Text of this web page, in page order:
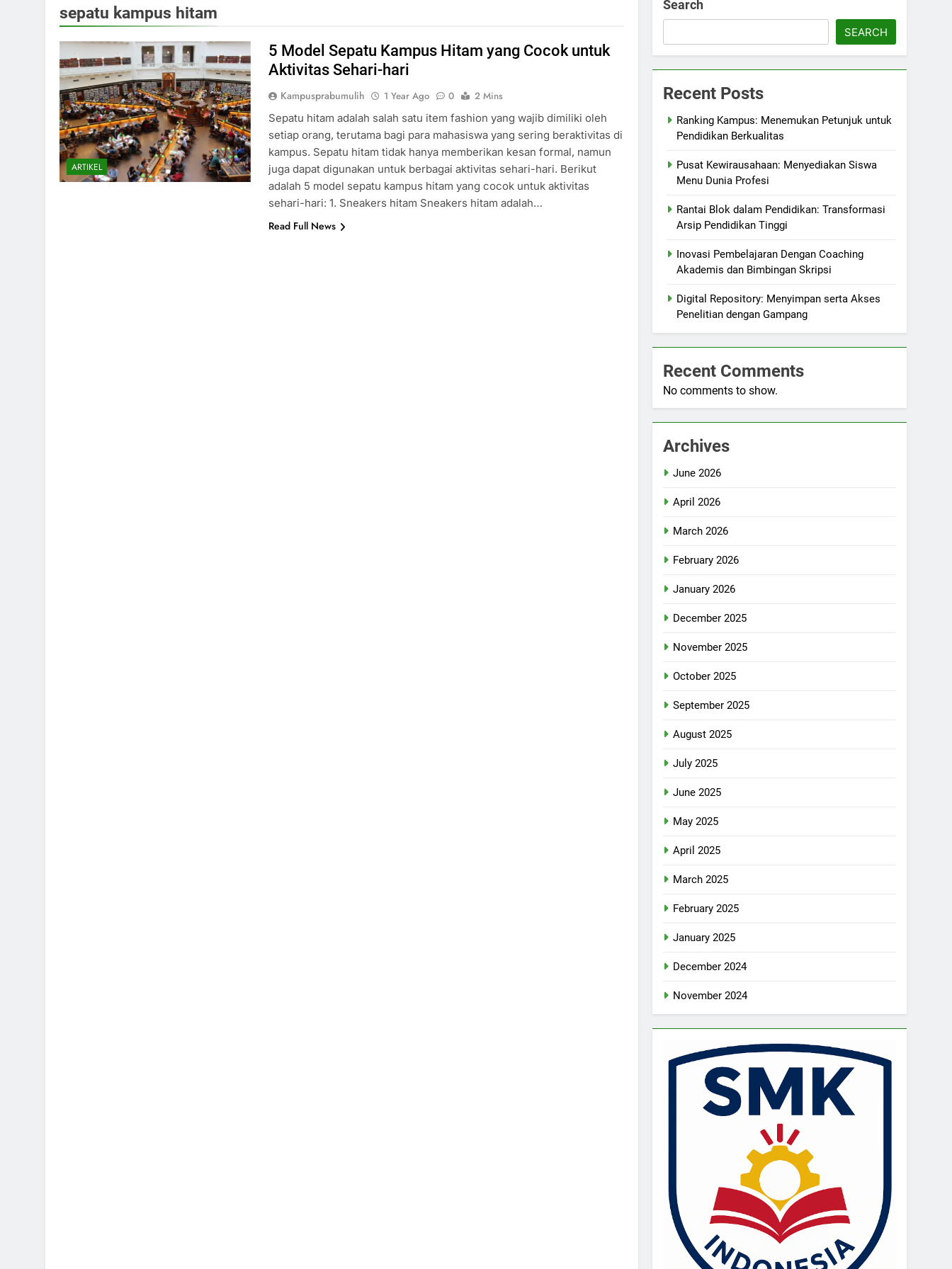
sepatu kampus hitam
ARTIKEL
5 Model Sepatu Kampus Hitam yang Cocok untuk
Aktivitas Sehari-hari
Kampusprabumulih 1 Year Ago 0
2 Mins
Sepatu hitam adalah salah satu item fashion yang wajib dimiliki oleh
setiap orang, terutama bagi para mahasiswa yang sering beraktivitas di
kampus. Sepatu hitam tidak hanya memberikan kesan formal, namun
juga dapat digunakan untuk berbagai aktivitas sehari-hari. Berikut
adalah 5 model sepatu kampus hitam yang cocok untuk aktivitas
sehari-hari: 1. Sneakers hitam Sneakers hitam adalah…
Read Full News
Search
SEARCH
Recent Posts
Ranking Kampus: Menemukan Petunjuk untuk
Pendidikan Berkualitas
Pusat Kewirausahaan: Menyediakan Siswa
Menu Dunia Profesi
Rantai Blok dalam Pendidikan: Transformasi
Arsip Pendidikan Tinggi
Inovasi Pembelajaran Dengan Coaching
Akademis dan Bimbingan Skripsi
Digital Repository: Menyimpan serta Akses
Penelitian dengan Gampang
Recent Comments
No comments to show.
Archives
June 2026
April 2026
March 2026
February 2026
January 2026
December 2025
November 2025
October 2025
September 2025
August 2025
July 2025
June 2025
May 2025
April 2025
March 2025
February 2025
January 2025
December 2024
November 2024